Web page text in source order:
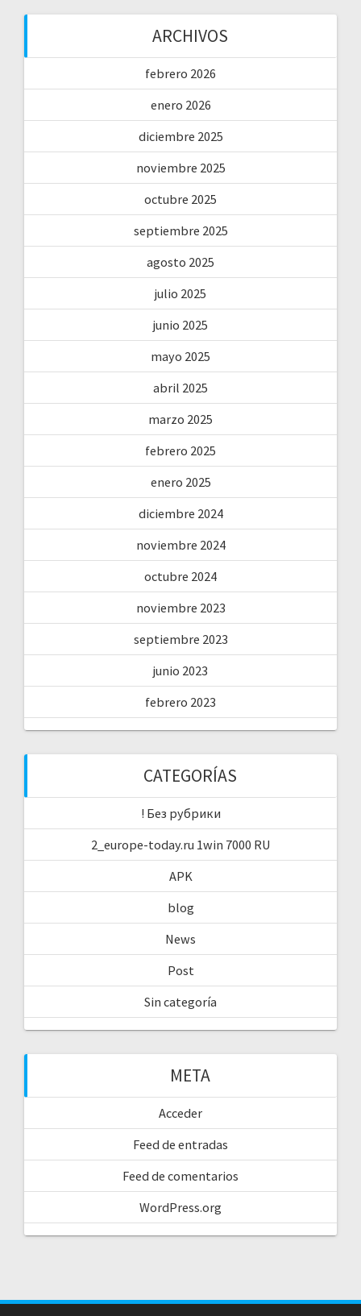
ARCHIVOS
febrero 2026
enero 2026
diciembre 2025
noviembre 2025
octubre 2025
septiembre 2025
agosto 2025
julio 2025
junio 2025
mayo 2025
abril 2025
marzo 2025
febrero 2025
enero 2025
diciembre 2024
noviembre 2024
octubre 2024
noviembre 2023
septiembre 2023
junio 2023
febrero 2023
CATEGORÍAS
! Без рубрики
2_europe-today.ru 1win 7000 RU
APK
blog
News
Post
Sin categoría
META
Acceder
Feed de entradas
Feed de comentarios
WordPress.org